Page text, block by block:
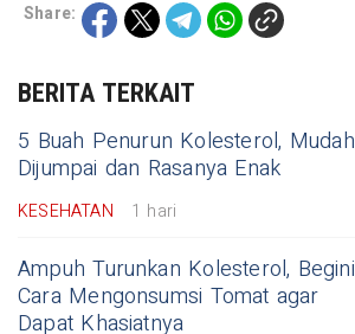
Share:
BERITA TERKAIT
5 Buah Penurun Kolesterol, Mudah
Dijumpai dan Rasanya Enak
KESEHATAN 1 hari
Ampuh Turunkan Kolesterol, Begini
Cara Mengonsumsi Tomat agar
Dapat Khasiatnya